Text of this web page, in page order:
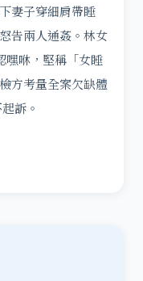
妻子穿細肩帶睡
告兩人通姦。林女
嘿咻，堅稱「女睡
方考量全案欠缺體
訴。